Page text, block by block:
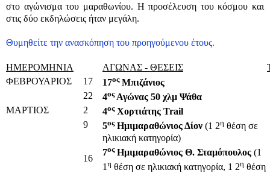
στο αγώνισμα του μαραθωνίου. Η προσέλευση του κόσμου και
στις δύο εκδηλώσεις ήταν μεγάλη.
Θυμηθείτε την ανασκόπηση του προηγούμενου έτους.
ΗΜΕΡΟΜΗΝΙΑ ΑΓΩΝΑΣ - ΘΕΣΕΙΣ
ΦΕΒΡΟΥΑΡΙΟΣ
17 17οςΜπιζάνιος
22
4οςΑγώνας 50 χλμ Ψάθα
ΜΑΡΤΙΟΣ
2 4οςΧορτιάτης Trail
9
5οςΗμιμαραθώνιος Δίον (1 2η θέση σε
ηλικιακή κατηγορία)
16
7οςΗμιμαραθώνιος Θ. Σταμόπουλος (1
1 η θέση σε ηλικιακή κατηγορία, 1 2η θέση